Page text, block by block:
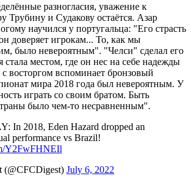
разногласия, уважение к
Трубину и Судакову остаётся. Азар
научился у португальца: "Его страсть
доверяет игрокам... То, как мы
было невероятным". "Челси" сделал его
стала местом, где он нес на себе надежды
восторгом вспоминает бронзовый
мира 2018 года был невероятным. У
играть со своим братом. Быть
было чем-то несравненным".
In 2018, Eden Hazard dropped an
performance vs Brazil!
Y2FwFHNEIl
July 6, 2022